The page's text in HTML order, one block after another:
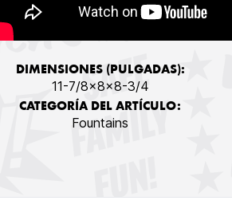
DIMENSIONES (PULGADAS):
11-7/8x8x8-3/4
CATEGORÍA DEL ARTÍCULO:
Fountains